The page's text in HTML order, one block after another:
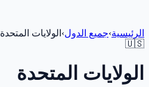
الرئيسية›جميع الدول› الولايات المتحدة
🇺🇸
الولايات المتحدة